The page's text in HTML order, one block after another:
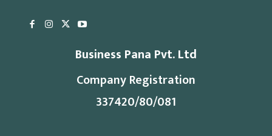
Business Pana Pvt. Ltd
Company Registration
337420/80/081